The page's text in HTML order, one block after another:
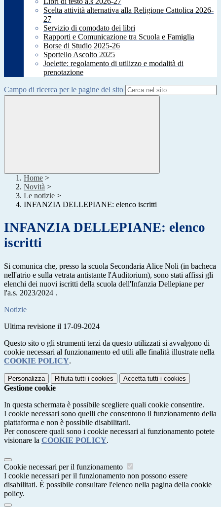
Scelta attività alternativa alla Religione Cattolica 2026-
27
Servizio di comodato dei libri
Rapporti e Comunicazione tra Scuola e Famiglia
Borse di Studio 2025-26
Sportello Ascolto 2025
Joelette: regolamento di utilizzo e modalità di
prenotazione
Campo di ricerca per le pagine del sito
Home >
Novità >
Le notizie >
INFANZIA DELLEPIANE: elenco iscritti
INFANZIA DELLEPIANE: elenco
iscritti
Si comunica che, presso la scuola Secondaria Alice Noli (in bacheca
nell'atrio e sulla vetrata antistante l'Auditorium), sono stati affissi gli
elenchi dei nuovi iscritti della scuola dell'Infanzia Dellepiane per
l'a.s. 2023/2024 .
Notizie
Ultima revisione il 17-09-2024
Questo sito o gli strumenti terzi da questo utilizzati si avvalgono di
cookie necessari al funzionamento ed utili alle finalità illustrate nella
COOKIE POLICY.
Personalizza Rifiuta tutti i cookies Accetta tutti i cookies
Gestione cookie
In questa schermata è possibile scegliere quali cookie consentire.
I cookie necessari sono quelli che consentono il funzionamento della
piattaforma e non è possibile disabilitarli.
Per conoscere quali sono i cookie necessari al funzionamento potete
visionare la COOKIE POLICY.
Cookie necessari per il funzionamento
I cookie necessari per il funzionamento non possono essere
disabilitati. È possibile consultare l'elenco nella pagina della cookie
policy.